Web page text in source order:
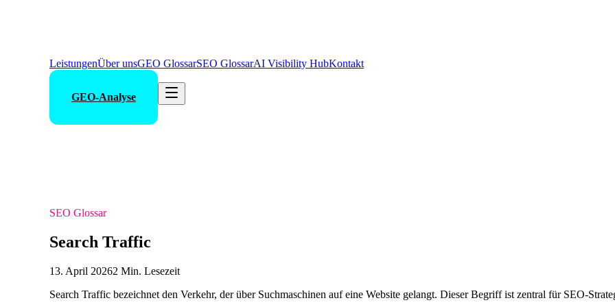
LeistungenÜber unsGEO GlossarSEO GlossarAI Visibility HubKontakt
GEO-Analyse
SEO Glossar
Search Traffic
13. April 20262 Min. Lesezeit
Search Traffic bezeichnet den Verkehr, der über Suchmaschinen auf eine Website gelangt. Dieser Begriff ist zentral für SEO-